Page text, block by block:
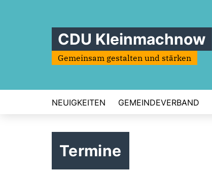
CDU Kleinmachnow
Gemeinsam gestalten und stärken
NEUIGKEITEN GEMEINDEVERBAND
Termine